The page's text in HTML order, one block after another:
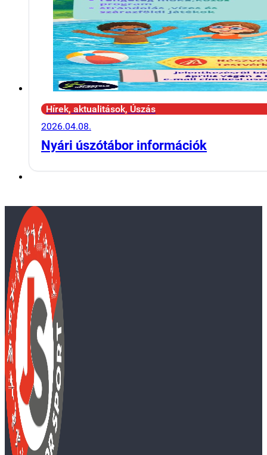
Hírek, aktualitások, Úszás
2026.04.08.
Nyári úszótábor információk